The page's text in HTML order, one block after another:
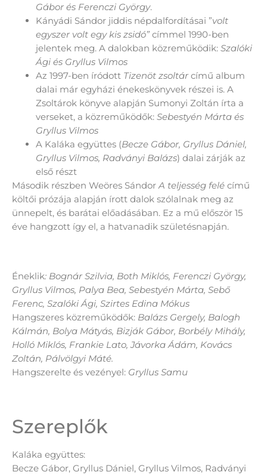
Gábor és Ferenczi György.
Kányádi Sándor jiddis népdalfordításai ”volt
egyszer volt egy kis zsidó” címmel 1990-ben
jelentek meg. A dalokban közreműködik: Szalóki
Ági és Gryllus Vilmos
Az 1997-ben íródott Tizenöt zsoltár című album
dalai már egyházi énekeskönyvek részei is. A
Zsoltárok könyve alapján Sumonyi Zoltán írta a
verseket, a közreműködők: Sebestyén Márta és
Gryllus Vilmos
A Kaláka együttes (Becze Gábor, Gryllus Dániel,
Gryllus Vilmos, Radványi Balázs) dalai zárják az
első részt
Második részben Weöres Sándor A teljesség felé című
költői prózája alapján írott dalok szólalnak meg az
ünnepelt, és barátai előadásában. Ez a mű először 15
éve hangzott így el, a hatvanadik születésnapján.
Éneklik: Bognár Szilvia, Both Miklós, Ferenczi György,
Gryllus Vilmos, Palya Bea, Sebestyén Márta, Sebő
Ferenc, Szalóki Ági, Szirtes Edina Mókus
Hangszeres közreműködők: Balázs Gergely, Balogh
Kálmán, Bolya Mátyás, Bizják Gábor, Borbély Mihály,
Holló Miklós, Frankie Lato, Jávorka Ádám, Kovács
Zoltán, Pálvölgyi Máté.
Hangszerelte és vezényel: Gryllus Samu
Szereplők
Kaláka együttes:
Becze Gábor, Gryllus Dániel, Gryllus Vilmos, Radványi